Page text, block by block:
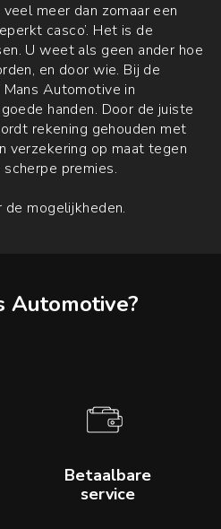
meer dan zomaar een
casco’. Het is de
U weet als geen ander hoe
en door wie. Bij de
Automotive in
handen. Door de juiste
rekening gehouden met
verzekering op maat tegen
premies.
de mogelijkheden.
Automotive?
Betaalbare
service